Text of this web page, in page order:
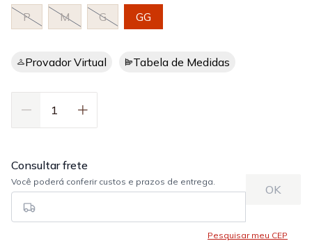
P M G GG
Provador Virtual Tabela de Medidas